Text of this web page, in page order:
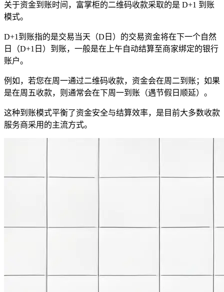
关于资金到账时间，富掌柜的二维码收款采取的是 D+1 到账
模式。
D+1到账指的是交易当天（D日）的交易资金将在下一个自然
日（D+1日）到账，一般是在上午自动结算至商家绑定的银行
账户。
例如，若您在周一通过二维码收款，资金会在周二到账；如果
是在周五收款，则通常会在下周一到账（遇节假日顺延）。
这种到账模式平衡了资金安全与结算效率，是目前大多数收款
服务商采用的主流方式。